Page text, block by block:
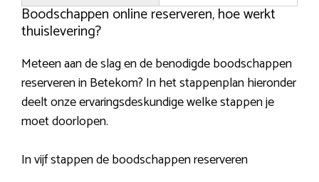
Boodschappen online reserveren, hoe werkt
thuislevering?
Meteen aan de slag en de benodigde boodschappen
reserveren in Betekom? In het stappenplan hieronder
deelt onze ervaringsdeskundige welke stappen je
moet doorlopen.
In vijf stappen de boodschappen reserveren